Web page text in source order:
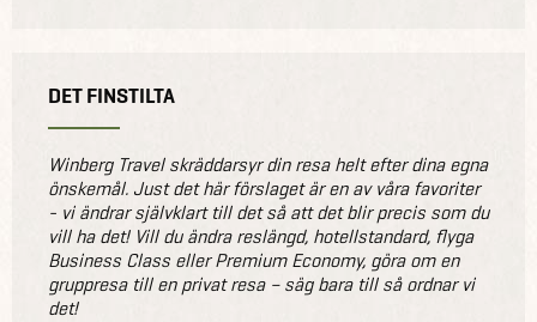
DET FINSTILTA
Winberg Travel skräddarsyr din resa helt efter dina egna
önskemål. Just det här förslaget är en av våra favoriter
- vi ändrar självklart till det så att det blir precis som du
vill ha det! Vill du ändra reslängd, hotellstandard, flyga
Business Class eller Premium Economy, göra om en
gruppresa till en privat resa – säg bara till så ordnar vi
det!